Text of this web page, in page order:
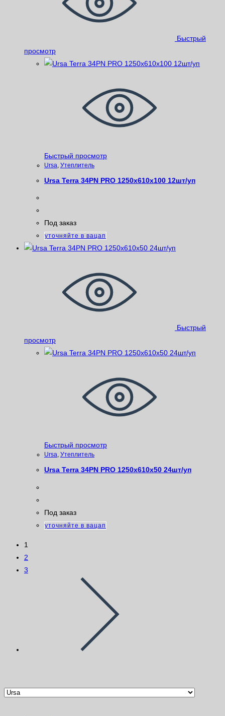
Быстрый
просмотр
Быстрый просмотр
Ursa, Утеплитель
Ursa Terra 34PN PRO 1250х610х100 12шт/уп
Под заказ
уточняйте в вацап
Быстрый
просмотр
Быстрый просмотр
Ursa, Утеплитель
Ursa Terra 34PN PRO 1250х610х50 24шт/уп
Под заказ
уточняйте в вацап
1
2
3